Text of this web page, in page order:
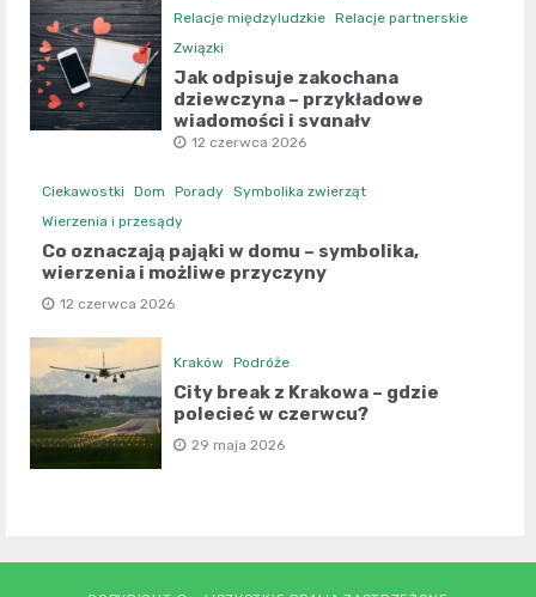
Relacje międzyludzkie Relacje partnerskie
Związki
Jak odpisuje zakochana
dziewczyna – przykładowe
wiadomości i sygnały
12 czerwca 2026
Ciekawostki Dom Porady Symbolika zwierząt
Wierzenia i przesądy
Co oznaczają pająki w domu – symbolika,
wierzenia i możliwe przyczyny
12 czerwca 2026
Kraków Podróże
City break z Krakowa – gdzie
polecieć w czerwcu?
29 maja 2026